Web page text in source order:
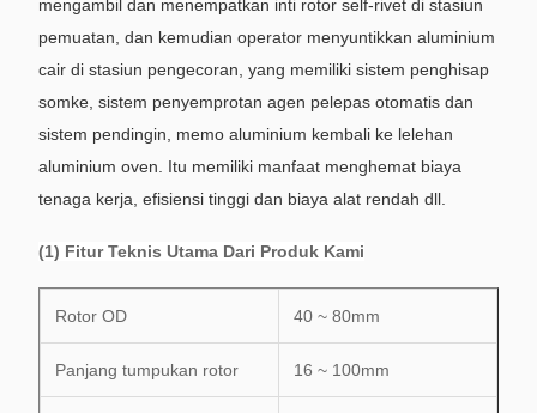
mengambil dan menempatkan inti rotor self-rivet di stasiun
pemuatan, dan kemudian operator menyuntikkan aluminium
cair di stasiun pengecoran, yang memiliki sistem penghisap
somke, sistem penyemprotan agen pelepas otomatis dan
sistem pendingin, memo aluminium kembali ke lelehan
aluminium oven.
Itu memiliki manfaat menghemat biaya
tenaga kerja, efisiensi tinggi dan biaya alat rendah dll.
(1) Fitur Teknis Utama Dari Produk Kami
Rotor OD 40 ~ 80mm
Panjang tumpukan rotor 16 ~ 100mm